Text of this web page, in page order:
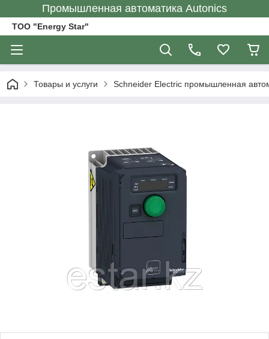
Промышленная автоматика Autonics
ТОО "Energy Star"
Товары и услуги Schneider Electric промышленная